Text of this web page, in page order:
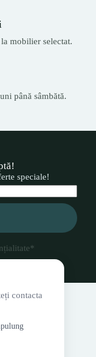
mobilier selectat.
până sâmbătă.
speciale!
*
contacta